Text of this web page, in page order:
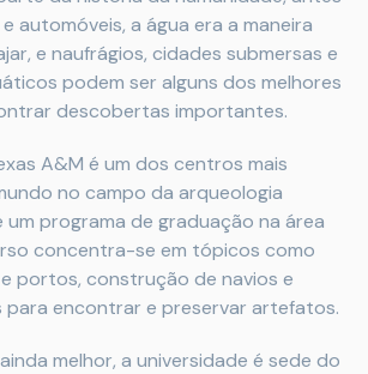
automóveis, a água era a maneira
e naufrágios, cidades submersas e
podem ser alguns dos melhores
descobertas importantes.
A&M é um dos centros mais
no campo da arqueologia
programa de graduação na área
concentra-se em tópicos como
portos, construção de navios e
encontrar e preservar artefatos.
melhor, a universidade é sede do